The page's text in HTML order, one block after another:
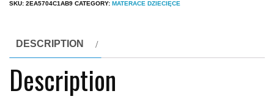
SKU: 2EA5704C1AB9 CATEGORY: MATERACE DZIECIĘCE
DESCRIPTION
Description